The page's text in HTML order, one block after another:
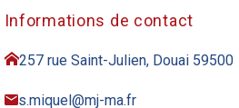
Informations de contact
257 rue Saint-Julien, Douai 59500
s.miquel@mj-ma.fr